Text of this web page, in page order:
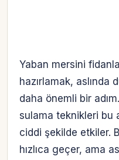
Üretici / çiftçi paneli
B2B alıcı paneli
Yaban mersini
hazırlamak, aslında
daha önemli bir
sulama teknikleri bu
ciddi şekilde etkiler.
hızlıca geçer, ama